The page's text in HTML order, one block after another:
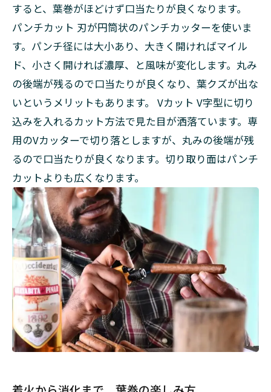
すると、葉巻がほどけず口当たりが良くなります。
パンチカット 刃が円筒状のパンチカッターを使いま
す。パンチ径には大小あり、大きく開ければマイル
ド、小さく開ければ濃厚、と風味が変化します。丸み
の後端が残るので口当たりが良くなり、葉クズが出な
いというメリットもあります。 Vカット V字型に切り
込みを入れるカット方法で見た目が洒落ています。専
用のVカッターで切り落としますが、丸みの後端が残
るので口当たりが良くなります。切り取り面はパンチ
カットよりも広くなります。